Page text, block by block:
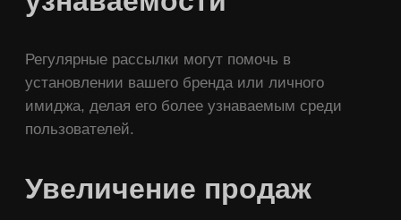
Регулярные рассылки могут помочь в
установлении вашего бренда или личного
имиджа, делая его более узнаваемым среди
пользователей.
Увеличение продаж